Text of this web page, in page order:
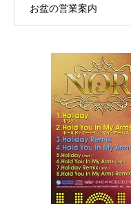
お盆の営業案内